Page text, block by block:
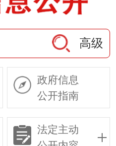
高级
政府信息
公开指南
法定主动